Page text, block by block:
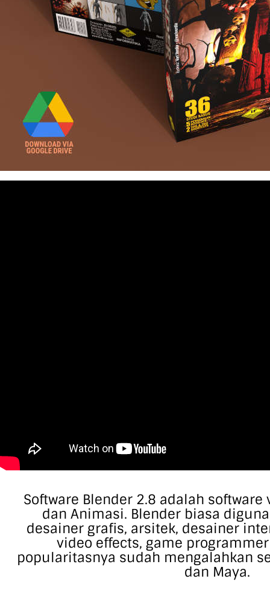
Software Blender 2.8 adalah
dan Animasi. Blender biasa
desainer grafis, arsitek, desainer
video effects, game
popularitasnya sudah mengalahkan
dan Maya.